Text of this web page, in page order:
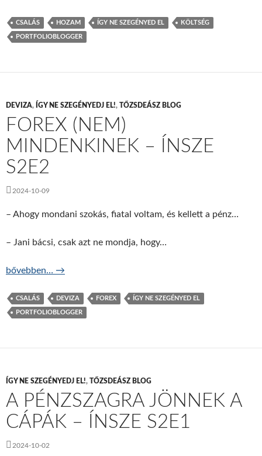
CSALÁS HOZAM ÍGY NE SZEGÉNYED EL KÖLTSÉG
PORTFOLIOBLOGGER
DEVIZA, ÍGY NE SZEGÉNYEDJ EL!, TŐZSDEÁSZ BLOG
FOREX (NEM)
MINDENKINEK – ÍNSZE
S2E2
2024-10-09
– Ahogy mondani szokás, fiatal voltam, és kellett a pénz…
– Jani bácsi, csak azt ne mondja, hogy…
Forex (nem) mindenkinek – ÍNSZE S2E2
bővebben… →
CSALÁS DEVIZA FOREX ÍGY NE SZEGÉNYED EL
PORTFOLIOBLOGGER
ÍGY NE SZEGÉNYEDJ EL!, TŐZSDEÁSZ BLOG
A PÉNZSZAGRA JÖNNEK A
CÁPÁK – ÍNSZE S2E1
2024-10-02